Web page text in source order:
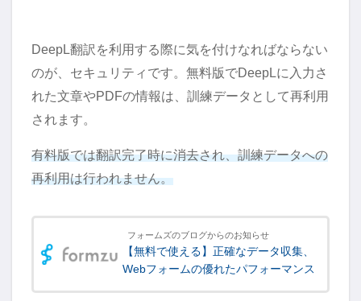
DeepL翻訳を利用する際に気を付けなればならない
のが、セキュリティです。無料版でDeepLに入力さ
れた文章やPDFの情報は、訓練データとして再利用
されます。
有料版では翻訳完了時に消去され、訓練データへの
再利用は行われません。
フォームズのブログからのお知らせ
【無料で使える】正確なデータ収集、
Webフォームの優れたパフォーマンス